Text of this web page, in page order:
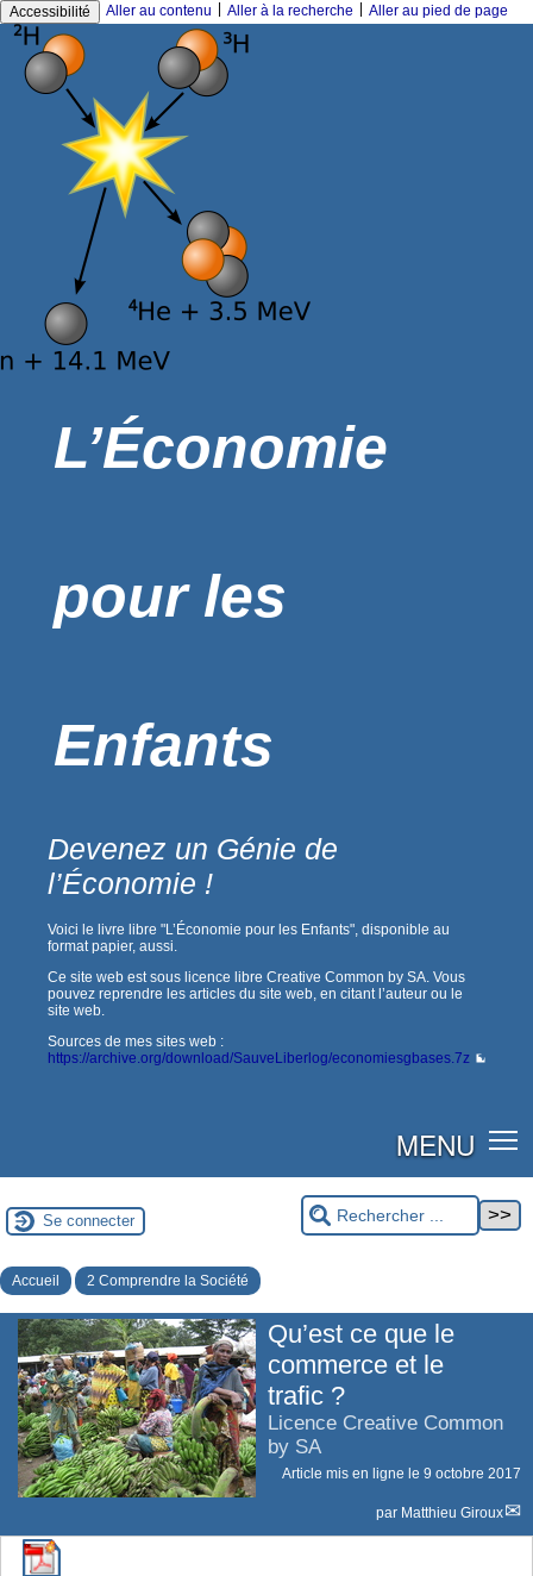
Accessibilité Aller au contenu Aller à la recherche Aller au pied de page
L’Économie
pour les
Enfants
Devenez un Génie de
l’Économie !
Voici le livre libre "L’Économie pour les Enfants", disponible au
format papier, aussi.
Ce site web est sous licence libre Creative Common by SA. Vous
pouvez reprendre les articles du site web, en citant l’auteur ou le
site web.
Sources de mes sites web :
https://archive.org/download/SauveLiberlog/economiesgbases.7z
MENU
Se connecter
Accueil 2 Comprendre la Société
Qu’est ce que le
commerce et le
trafic ?
Licence Creative Common
by SA
Article mis en ligne le 9 octobre 2017
par Matthieu Giroux